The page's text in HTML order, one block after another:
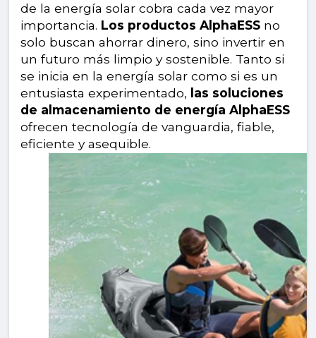
de la energía solar cobra cada vez mayor
importancia. Los productos AlphaESS no
solo buscan ahorrar dinero, sino invertir en
un futuro más limpio y sostenible. Tanto si
se inicia en la energía solar como si es un
entusiasta experimentado, las soluciones
de almacenamiento de energía AlphaESS
ofrecen tecnología de vanguardia, fiable,
eficiente y asequible.